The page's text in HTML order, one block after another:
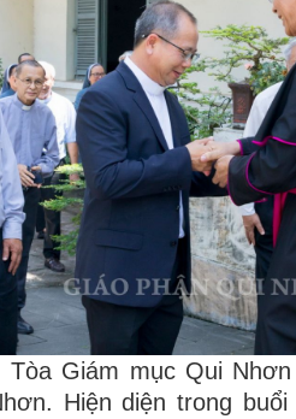
Giám mục Qui
Hiện diện trong